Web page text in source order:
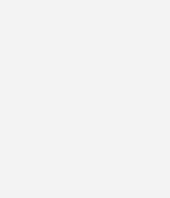
Halbjahr 2023 im
Last lag im ersten
ISE in einer
grünen
minimieren, ist es
anzupassen“,
Stromampel-App